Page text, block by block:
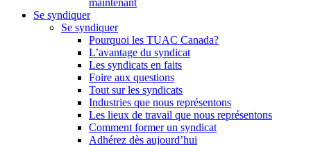
maintenant
Se syndiquer
Se syndiquer
Pourquoi les TUAC Canada?
L’avantage du syndicat
Les syndicats en faits
Foire aux questions
Tout sur les syndicats
Industries que nous représentons
Les lieux de travail que nous représentons
Comment former un syndicat
Adhérez dès aujourd’hui